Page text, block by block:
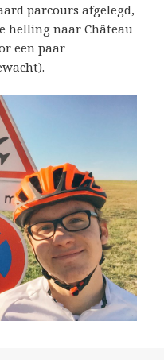
parcours afgelegd,
helling naar Château
een paar